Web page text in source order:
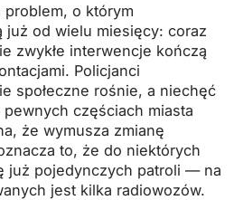
o którym
już od wielu miesięcy: coraz
zwykłe interwencje kończą
Policjanci
społeczne rośnie, a niechęć
pewnych częściach miasta
że wymusza zmianę
to, że do niektórych
już pojedynczych patroli — na
jest kilka radiowozów.